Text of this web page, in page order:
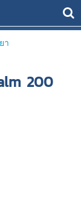
า
200